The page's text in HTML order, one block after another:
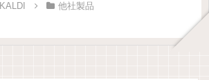
KALDI 他社製品